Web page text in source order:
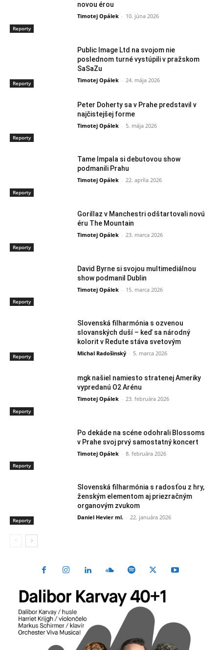
Reporty
novou érou
Timotej Opálek - 10. júna 2026
Reporty
Public Image Ltd na svojom nie
poslednom turné vystúpili v pražskom
SaSaZu
Timotej Opálek - 24. mája 2026
Reporty
Peter Doherty sa v Prahe predstavil v
najčistejšej forme
Timotej Opálek - 5. mája 2026
Reporty
Tame Impala si debutovou show
podmanili Prahu
Timotej Opálek - 22. apríla 2026
Reporty
Gorillaz v Manchestri odštartovali novú
éru The Mountain
Timotej Opálek - 23. marca 2026
Reporty
David Byrne si svojou multimediálnou
show podmanil Dublin
Timotej Opálek - 15. marca 2026
Reporty
Slovenská filharmónia s ozvenou
slovanských duší – keď sa národný
kolorit v Redute stáva svetovým
Michal Radošinský - 5. marca 2026
Reporty
mgk našiel namiesto stratenej Ameriky
vypredanú O2 Arénu
Timotej Opálek - 23. februára 2026
Reporty
Po dekáde na scéne odohrali Blossoms
v Prahe svoj prvý samostatný koncert
Timotej Opálek - 8. februára 2026
Reporty
Slovenská filharmónia s radosťou z hry,
ženským elementom aj priezračným
organovým zvukom
Daniel Hevier ml. - 22. januára 2026